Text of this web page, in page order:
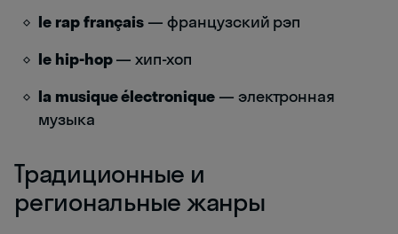
le rap français — французский рэп
le hip-hop— хип-хоп
la musique électronique— электронная
музыка
Традиционные и
региональные жанры